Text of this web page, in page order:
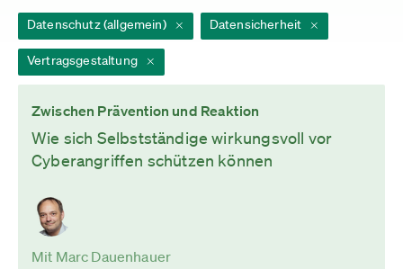
Datenschutz (allgemein) Datensicherheit
Vertragsgestaltung
Zwischen Prävention und Reaktion
Wie sich Selbstständige wirkungsvoll vor
Cyberangriffen schützen können
Mit Marc Dauenhauer